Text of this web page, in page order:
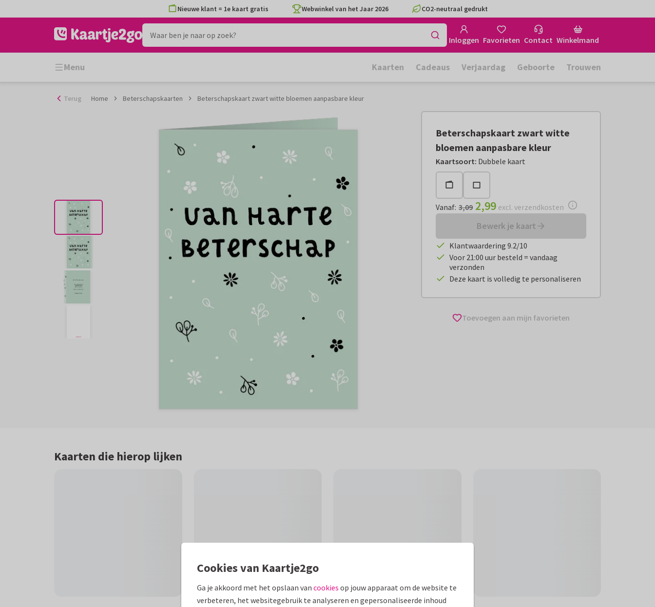
naar
Nieuwe klant = 1e kaart gratis Webwinkel van het Jaar 2026 CO2-neutraal gedrukt
Inloggen Favorieten Contact Winkelmand
Menu Kaarten Cadeaus Verjaardag Geboorte Trouwen
Terug Home Beterschapskaarten Beterschapskaart zwart witte bloemen aanpasbare kleur
Beterschapskaart zwart witte
bloemen aanpasbare kleur
Kaartsoort: Dubbele kaart
Vanaf:€ 2,99 excl. verzendkosten
Vanaf: 3,09 2,99 excl. verzendkosten
Bewerk je kaart
Klantwaardering 9.2/10
Voor 21:00 uur besteld = vandaag
verzonden
Deze kaart is volledig te personaliseren
Toevoegen aan mijn favorieten
Kaarten die hierop lijken
Cookies van Kaartje2go
Ga je akkoord met het opslaan van cookies op jouw apparaat om de website te
verbeteren, het websitegebruik te analyseren en gepersonaliseerde inhoud